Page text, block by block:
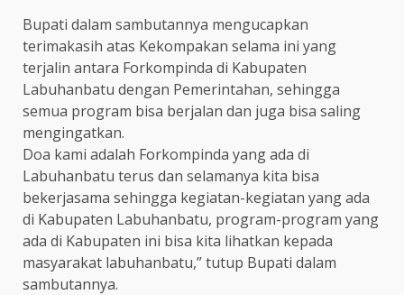
Bupati dalam sambutannya mengucapkan
terimakasih atas Kekompakan selama ini yang
terjalin antara Forkompinda di Kabupaten
Labuhanbatu dengan Pemerintahan, sehingga
semua program bisa berjalan dan juga bisa saling
mengingatkan.
Doa kami adalah Forkompinda yang ada di
Labuhanbatu terus dan selamanya kita bisa
bekerjasama sehingga kegiatan-kegiatan yang ada
di Kabupaten Labuhanbatu, program-program yang
ada di Kabupaten ini bisa kita lihatkan kepada
masyarakat labuhanbatu,” tutup Bupati dalam
sambutannya.